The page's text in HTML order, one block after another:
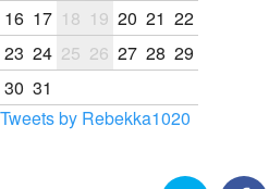
16 17 18 19 20 21 22
23 24 25 26 27 28 29
30 31
Tweets by Rebekka1020